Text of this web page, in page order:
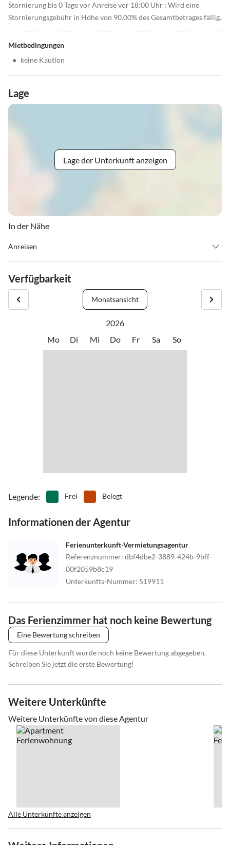
Stornierung bis 0 Tage vor Anreise vor 18:00 Uhr : Wird eine
Stornierungsgebühr in Höhe von 90.00% des Gesamtbetrages fällig.
Mietbedingungen
• keine Kaution
Lage
Lage der Unterkunft anzeigen
In der Nähe
Anreisen
Verfügbarkeit
Monatsansicht
2026
Mo
Di Mi Do Fr Sa So
Legende: Frei Belegt
Informationen der Agentur
Ferienunterkunft-Vermietungsagentur
Referenznummer: dbf4dbe2-3889-424b-9bff-
00f2059b8c19
Unterkunfts-Nummer: 519911
Das Ferienzimmer hat noch keine Bewertung
Eine Bewertung schreiben
Für diese Unterkunft wurde noch keine Bewertung abgegeben.
Schreiben Sie jetzt die erste Bewertung!
Weitere Unterkünfte
Weitere Unterkünfte von diese Agentur
Alle Unterkünfte anzeigen